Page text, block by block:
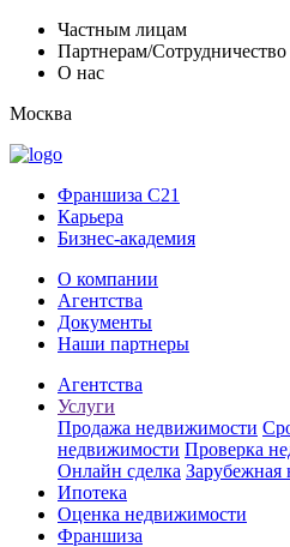
Частным лицам
Партнерам/Сотрудничество
О нас
Москва
Франшиза C21
Карьера
Бизнес-академия
О компании
Агентства
Документы
Наши партнеры
Агентства
Услуги
Продажа недвижимости
недвижимости Проверка
Онлайн сделка Зарубежная
Ипотека
Оценка недвижимости
Франшиза